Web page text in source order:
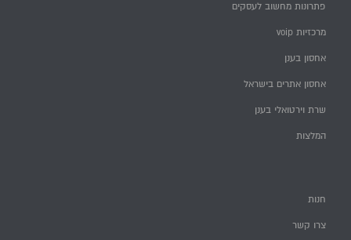
פתרונות מחשוב לעסקים
מרכזיות voip
אחסון בענן
אחסון אתרים בישראל
שרת וירטואלי בענן
המלצות
חנות
צרו קשר